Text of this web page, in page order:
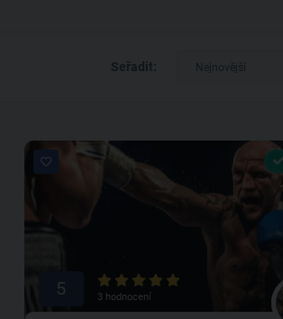
Seřadit: Nejnovější
5 3 hodnocení